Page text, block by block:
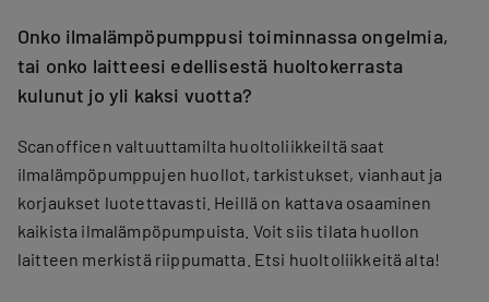
Onko ilmalämpöpumppusi toiminnassa ongelmia,
tai onko laitteesi edellisestä huoltokerrasta
kulunut jo yli kaksi vuotta?
Scanofficen valtuuttamilta huoltoliikkeiltä saat
ilmalämpöpumppujen huollot, tarkistukset, vianhaut ja
korjaukset luotettavasti. Heillä on kattava osaaminen
kaikista ilmalämpöpumpuista. Voit siis tilata huollon
laitteen merkistä riippumatta. Etsi huoltoliikkeitä alta!